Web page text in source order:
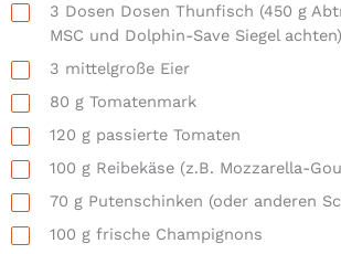
3 Dosen Dosen Thunfisch (450 g
MSC und Dolphin-Save Siegel achten)
3 mittelgroße Eier
80 g Tomatenmark
120 g passierte Tomaten
100 g Reibekäse (z.B. Mozzarella-
70 g Putenschinken (oder anderen
100 g frische Champignons